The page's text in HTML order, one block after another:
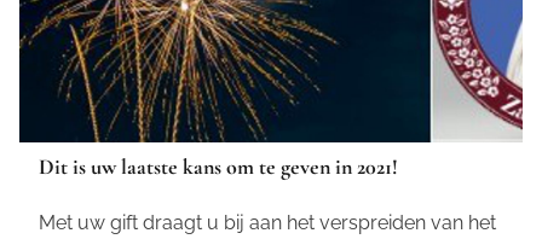
Dit is uw laatste kans om te geven in 2021!
Met uw gift draagt u bij aan het verspreiden van het